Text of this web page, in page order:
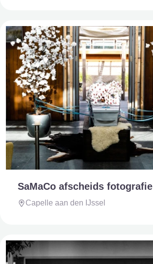
SaMaCo afscheids fotografie
Capelle aan den IJssel